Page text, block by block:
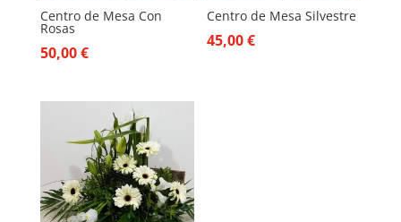
Centro de Mesa Con
Rosas
50,00€
Centro de Mesa Silvestre
45,00€